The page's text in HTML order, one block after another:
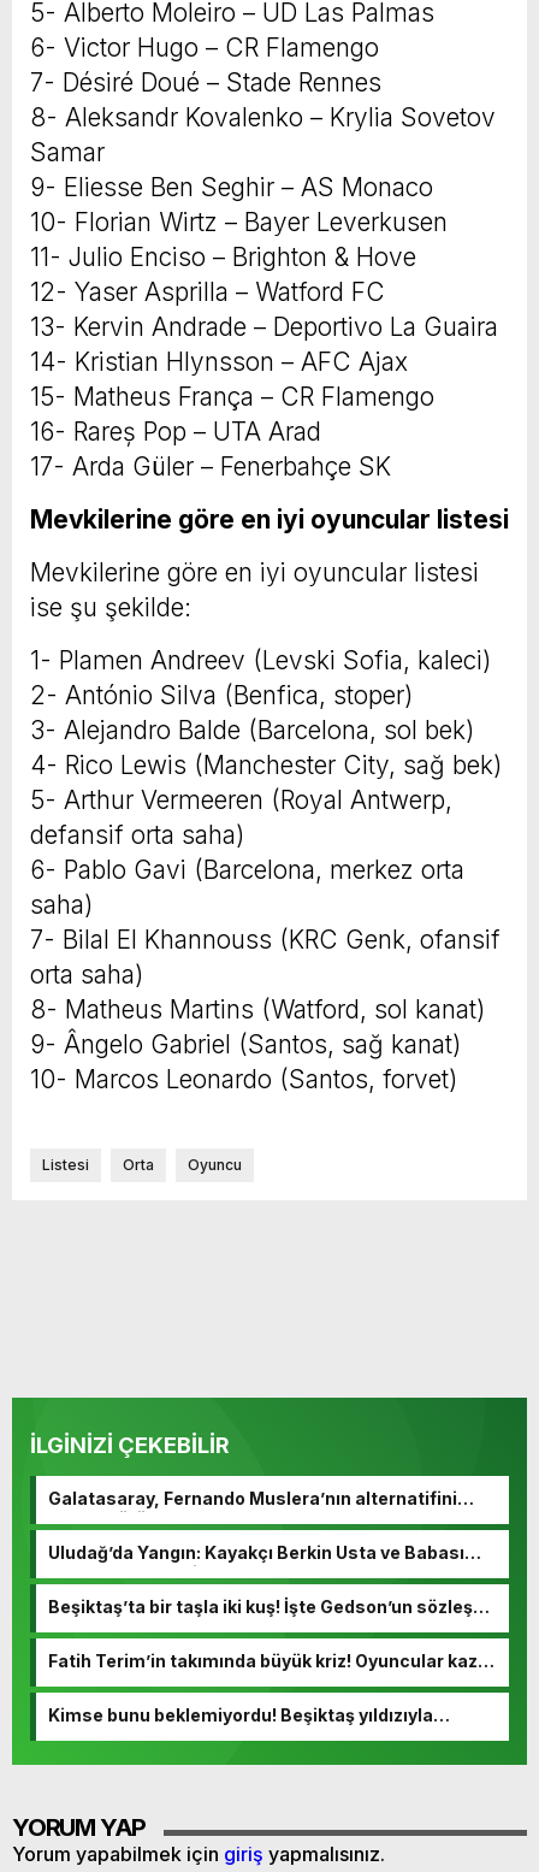
5- Alberto Moleiro – UD Las Palmas
6- Victor Hugo – CR Flamengo
7- Désiré Doué – Stade Rennes
8- Aleksandr Kovalenko – Krylia Sovetov
Samar
9- Eliesse Ben Seghir – AS Monaco
10- Florian Wirtz – Bayer Leverkusen
11- Julio Enciso – Brighton & Hove
12- Yaser Asprilla – Watford FC
13- Kervin Andrade – Deportivo La Guaira
14- Kristian Hlynsson – AFC Ajax
15- Matheus França – CR Flamengo
16- Rareș Pop – UTA Arad
17- Arda Güler – Fenerbahçe SK
Mevkilerine göre en iyi oyuncular listesi
Mevkilerine göre en iyi oyuncular listesi
ise şu şekilde:
1- Plamen Andreev (Levski Sofia, kaleci)
2- António Silva (Benfica, stoper)
3- Alejandro Balde (Barcelona, sol bek)
4- Rico Lewis (Manchester City, sağ bek)
5- Arthur Vermeeren (Royal Antwerp,
defansif orta saha)
6- Pablo Gavi (Barcelona, merkez orta
saha)
7- Bilal El Khannouss (KRC Genk, ofansif
orta saha)
8- Matheus Martins (Watford, sol kanat)
9- Ângelo Gabriel (Santos, sağ kanat)
10- Marcos Leonardo (Santos, forvet)
Listesi Orta Oyuncu
İLGİNİZİ ÇEKEBİLİR
Galatasaray, Fernando Muslera’nın alternatifini
buldu! Görüşmeler başladı
Uludağ’da Yangın: Kayakçı Berkin Usta ve Babası
Hayatını Kaybetti
Beşiktaş’ta bir taşla iki kuş! İşte Gedson’un sözleşme
Fatih Terim’in takımında büyük kriz! Oyuncular kazan
Kimse bunu beklemiyordu! Beşiktaş yıldızıyla
YORUM YAP
Yorum yapabilmek için giriş yapmalısınız.